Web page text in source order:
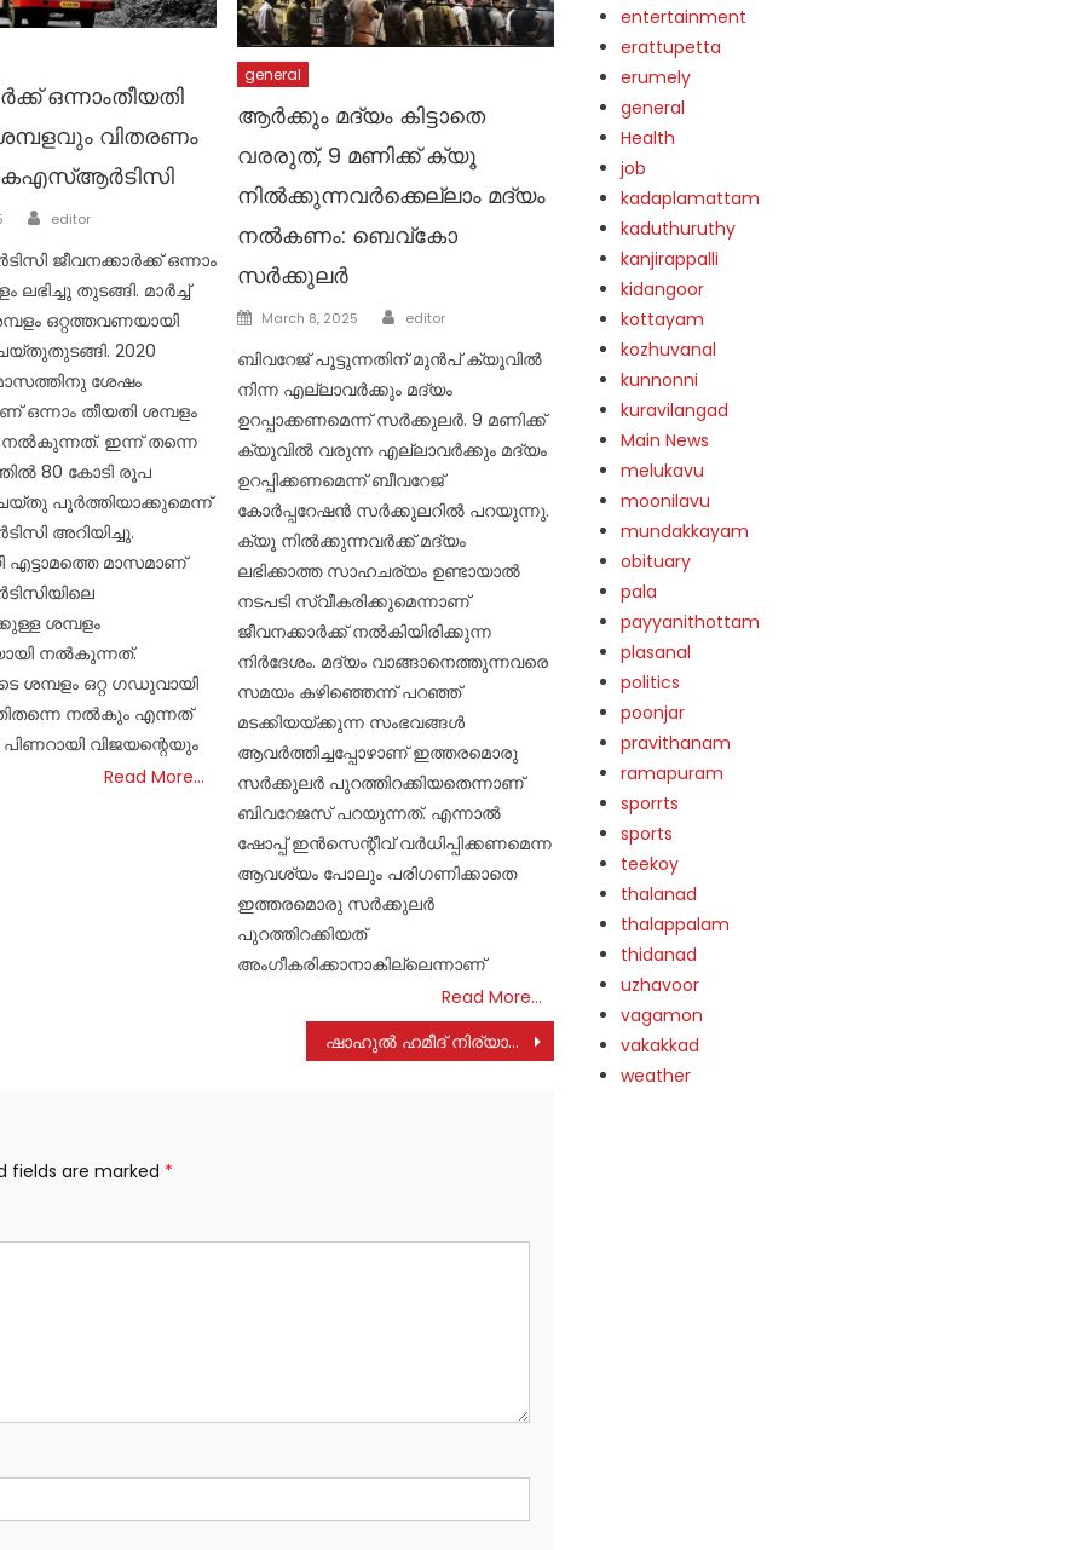
ഒന്നാംതീയതി
വിതരണം
Author
editor
ജീവനക്കാർക്ക് ഒന്നാം
ലഭിച്ചു തുടങ്ങി. മാർച്ച്
ഒറ്റത്തവണയായി
2020
ശേഷം
തീയതി ശമ്പളം
ഇന്ന് തന്നെ
80 കോടി രൂപ
പൂർത്തിയാക്കുമെന്ന്
അറിയിച്ചു.
എട്ടാമത്തെ മാസമാണ്
ശമ്പളം
നൽകുന്നത്.
ശമ്പളം ഒറ്റ ഗഡുവായി
നൽകും എന്നത്
വിജയന്റെയും
Read More…
general
ആര്‍ക്കും മദ്യം കിട്ടാതെ
വരരുത്, 9 മണിക്ക് ക്യൂ
നില്‍ക്കുന്നവര്‍ക്കെല്ലാം മദ്യം
നല്‍കണം: ബെവ്‌കോ
സര്‍ക്കുലര്‍
Posted
March 8, 2025 Author
editor
ബിവറേജ് പൂട്ടുന്നതിന് മുന്‍പ് ക്യൂവില്‍
നിന്ന എല്ലാവര്‍ക്കും മദ്യം
ഉറപ്പാക്കണമെന്ന് സര്‍ക്കുലര്‍. 9 മണിക്ക്
ക്യൂവില്‍ വരുന്ന എല്ലാവര്‍ക്കും മദ്യം
ഉറപ്പിക്കണമെന്ന് ബീവറേജ്
കോര്‍പ്പറേഷന്‍ സര്‍ക്കുലറില്‍ പറയുന്നു.
ക്യൂ നില്‍ക്കുന്നവര്‍ക്ക് മദ്യം
ലഭിക്കാത്ത സാഹചര്യം ഉണ്ടായാല്‍
നടപടി സ്വീകരിക്കുമെന്നാണ്
ജീവനക്കാര്‍ക്ക് നല്‍കിയിരിക്കുന്ന
നിര്‍ദേശം. മദ്യം വാങ്ങാനെത്തുന്നവരെ
സമയം കഴിഞ്ഞെന്ന് പറഞ്ഞ്
മടക്കിയയ്ക്കുന്ന സംഭവങ്ങള്‍
ആവര്‍ത്തിച്ചപ്പോഴാണ് ഇത്തരമൊരു
സര്‍ക്കുലര്‍ പുറത്തിറക്കിയതെന്നാണ്
ബിവറേജസ് പറയുന്നത്. എന്നാല്‍
ഷോപ്പ് ഇന്‍സെന്റീവ് വര്‍ധിപ്പിക്കണമെന്ന
ആവശ്യം പോലും പരിഗണിക്കാതെ
ഇത്തരമൊരു സര്‍ക്കുലര്‍
പുറത്തിറക്കിയത്
അംഗീകരിക്കാനാകില്ലെന്നാണ്
Read More…
ഷാഹുൽ ഹമീദ് നിര്യാതനായി
fields are marked *
entertainment
erattupetta
erumely
general
Health
job
kadaplamattam
kaduthuruthy
kanjirappalli
kidangoor
kottayam
kozhuvanal
kunnonni
kuravilangad
Main News
melukavu
moonilavu
mundakkayam
obituary
pala
payyanithottam
plasanal
politics
poonjar
pravithanam
ramapuram
sporrts
sports
teekoy
thalanad
thalappalam
thidanad
uzhavoor
vagamon
vakakkad
weather